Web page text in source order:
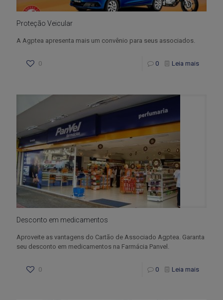
Proteção Veicular
A Agptea apresenta mais um convênio para seus associados.
0 0 Leia mais
Desconto em medicamentos
Aproveite as vantagens do Cartão de Associado Agptea. Garanta
seu desconto em medicamentos na Farmácia Panvel.
0 0 Leia mais